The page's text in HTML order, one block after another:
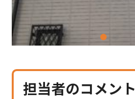
1
担当者のコメント